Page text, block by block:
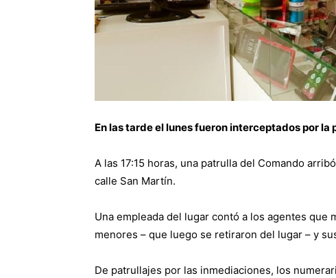
En las tarde el lunes fueron interceptados por la
A las 17:15 horas, una patrulla del Comando
calle San Martín.
Una empleada del lugar contó a los agentes que
menores – que luego se retiraron del lugar – y
De patrullajes por las inmediaciones, los